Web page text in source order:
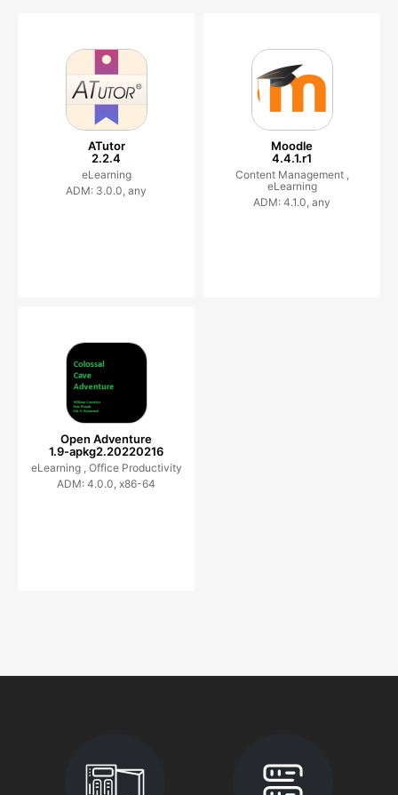
ATutor
2.2.4
eLearning
ADM: 3.0.0, any
Moodle
4.4.1.r1
Content Management ,
eLearning
ADM: 4.1.0, any
Open Adventure
1.9-apkg2.20220216
eLearning , Office Productivity
ADM: 4.0.0, x86-64